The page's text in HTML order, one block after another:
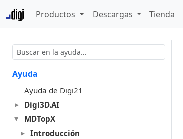
Productos Descargas Tienda
Ayuda
Ayuda de Digi21
Digi3D.AI
MDTopX
Introducción